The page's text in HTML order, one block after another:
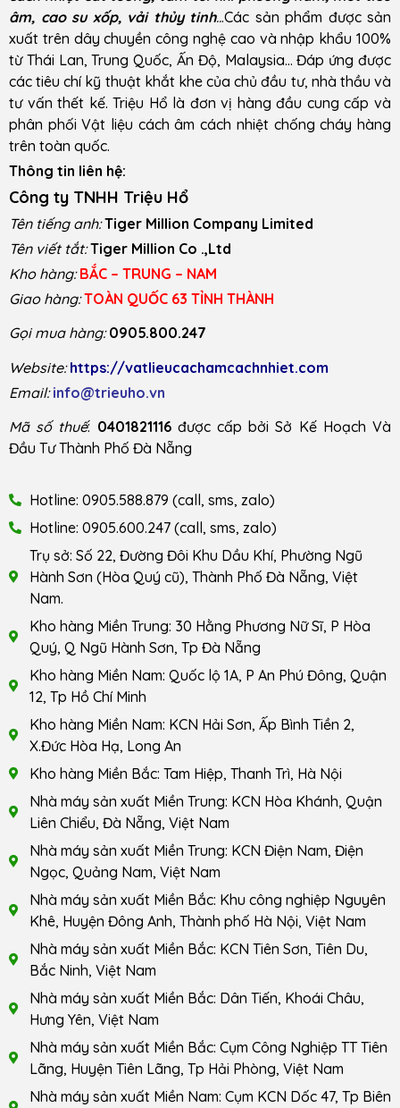
âm, cao su xốp, vải thủy tinh...Các sản phẩm được sản
xuất trên dây chuyền công nghệ cao và nhập khẩu 100%
từ Thái Lan, Trung Quốc, Ấn Độ, Malaysia… Đáp ứng được
các tiêu chí kỹ thuật khắt khe của chủ đầu tư, nhà thầu và
tư vấn thết kế. Triệu Hổ là đơn vị hàng đầu cung cấp và
phân phối Vật liệu cách âm cách nhiệt chống cháy hàng
trên toàn quốc.
Thông tin liên hệ:
Công ty TNHH Triệu Hổ
Tên tiếng anh: Tiger Million Company Limited
Tên viết tắt: Tiger Million Co .,Ltd
Kho hàng: BẮC – TRUNG – NAM
Giao hàng: TOÀN QUỐC 63 TỈNH THÀNH
Gọi mua hàng: 0905.800.247
Website: https://vatlieucachamcachnhiet.com
Email: info@trieuho.vn
Mã số thuế: 0401821116được cấp bởi Sở Kế Hoạch Và
Đầu Tư Thành Phố Đà Nẵng
Hotline: 0905.588.879 (call, sms, zalo)
Hotline: 0905.600.247 (call, sms, zalo)
Trụ sở: Số 22, Đường Đôi Khu Dầu Khí, Phường Ngũ
Hành Sơn (Hòa Quý cũ), Thành Phố Đà Nẵng, Việt
Nam.
Kho hàng Miền Trung: 30 Hằng Phương Nữ Sĩ, P Hòa
Quý, Q Ngũ Hành Sơn, Tp Đà Nẵng
Kho hàng Miền Nam: Quốc lộ 1A, P An Phú Đông, Quận
12, Tp Hồ Chí Minh
Kho hàng Miền Nam: KCN Hải Sơn, Ấp Bình Tiền 2,
X.Đức Hòa Hạ, Long An
Kho hàng Miền Bắc: Tam Hiệp, Thanh Trì, Hà Nội
Nhà máy sản xuất Miền Trung: KCN Hòa Khánh, Quận
Liên Chiểu, Đà Nẵng, Việt Nam
Nhà máy sản xuất Miền Trung: KCN Điện Nam, Điện
Ngọc, Quảng Nam, Việt Nam
Nhà máy sản xuất Miền Bắc: Khu công nghiệp Nguyên
Khê, Huyện Đông Anh, Thành phố Hà Nội, Việt Nam
Nhà máy sản xuất Miền Bắc: KCN Tiên Sơn, Tiên Du,
Bắc Ninh, Việt Nam
Nhà máy sản xuất Miền Bắc: Dân Tiến, Khoái Châu,
Hưng Yên, Việt Nam
Nhà máy sản xuất Miền Bắc: Cụm Công Nghiệp TT Tiên
Lãng, Huyện Tiên Lãng, Tp Hải Phòng, Việt Nam
Nhà máy sản xuất Miền Nam: Cụm KCN Dốc 47, Tp Biên